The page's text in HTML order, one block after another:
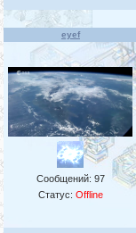
eyef
Сообщений: 97
Статус: Offline